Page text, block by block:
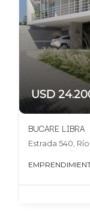
USD
BUCARE LIBRA
Estrada 540,